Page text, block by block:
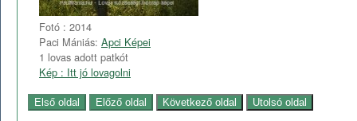
Fotó : 2014
Paci Mániás: Apci Képei
1 lovas adott patkót
Kép : Itt jó lovagolni